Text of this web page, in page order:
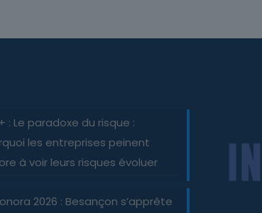
: Le paradoxe du risque :
les entreprises peinent
à voir leurs risques évoluer
2026 : Besançon s’apprête